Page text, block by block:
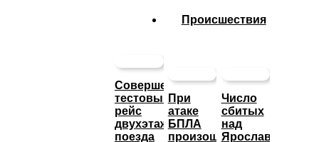
Совершен
тестовый
рейс
двухэтажного
поезда
Происшествия
При
атаке
БПЛА
произошло
Число
сбитых
над
Ярославской